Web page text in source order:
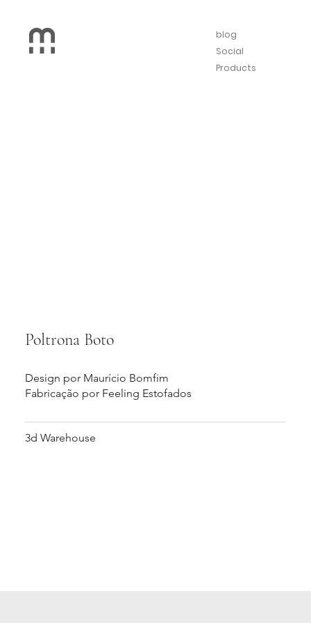
blog
Social
Products
Poltrona Boto
Design por Maurício Bomfim
Fabricação por Feeling Estofados
3d Warehouse